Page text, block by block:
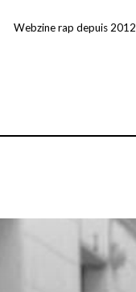
Webzine rap depuis 2012